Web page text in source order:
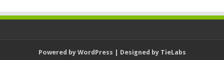
Powered by WordPress | Designed by TieLabs